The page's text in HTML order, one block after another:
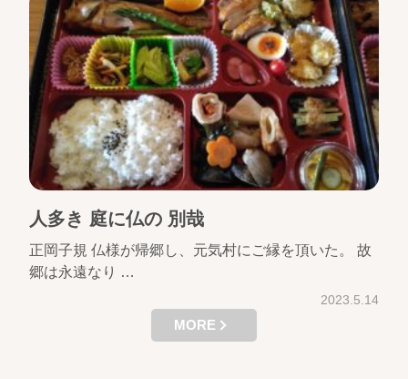
人多き 庭に仏の 別哉
正岡子規 仏様が帰郷し、元気村にご縁を頂いた。 故
郷は永遠なり …
2023.5.14
MORE